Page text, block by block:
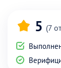
5 (7